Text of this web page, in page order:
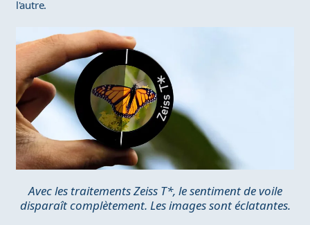
l'autre.
Avec les traitements Zeiss T*, le sentiment de voile
disparaît complètement. Les images sont éclatantes.